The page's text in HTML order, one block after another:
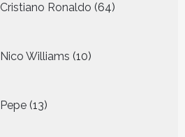
Cristiano Ronaldo 64
producten
Nico Williams 10
producten
Pepe 13
producten